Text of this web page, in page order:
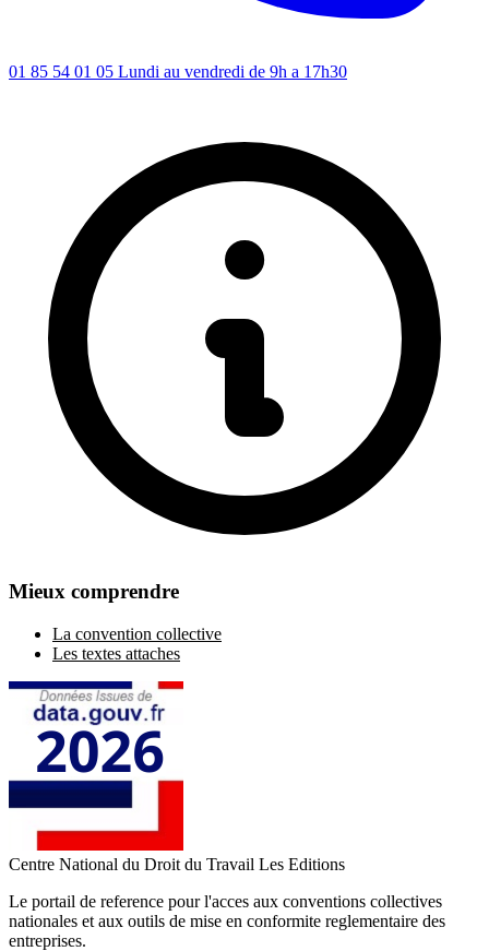
01 85 54 01 05 Lundi au vendredi de 9h a 17h30
Mieux comprendre
La convention collective
Les textes attaches
Centre National du Droit du Travail Les Editions
Le portail de reference pour l'acces aux conventions collectives
nationales et aux outils de mise en conformite reglementaire des
entreprises.